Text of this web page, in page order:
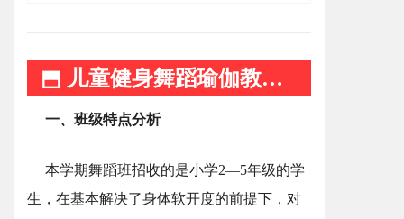
⬒ 儿童健身舞蹈瑜伽教学计划 ⬒
一、班级特点分析
本学期舞蹈班招收的是小学2—5年级的学
生，在基本解决了身体软开度的前提下，对